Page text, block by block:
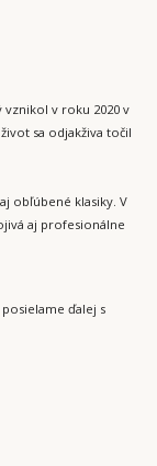
v roku 2020 v
sa odjakživa točil
obľúbené klasiky. V
aj profesionálne
ďalej s